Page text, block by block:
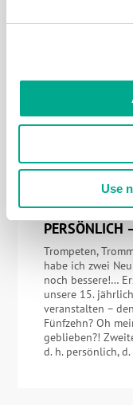
Use
als AV-
wird, steht es
INFOSEC
PERSÖNLICH
Trompeten,
habe ich zwei
noch bessere!…
unsere 15.
veranstalten –
Fünfzehn? Oh
geblieben?!
d. h. persönlich,